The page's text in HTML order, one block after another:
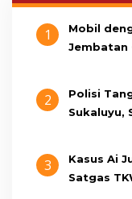
1
Mobil
Jembatan
2
Polisi
Sukaluyu,
3
Kasus Ai
Satgas